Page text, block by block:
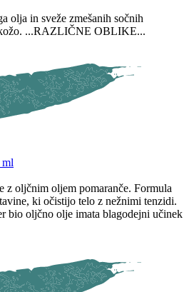
olja in sveže zmešanih sočnih
...RAZLIČNE OBLIKE...
ml
z oljčnim oljem pomaranče. Formula
ki očistijo telo z nežnimi tenzidi.
bio oljčno olje imata blagodejni učinek